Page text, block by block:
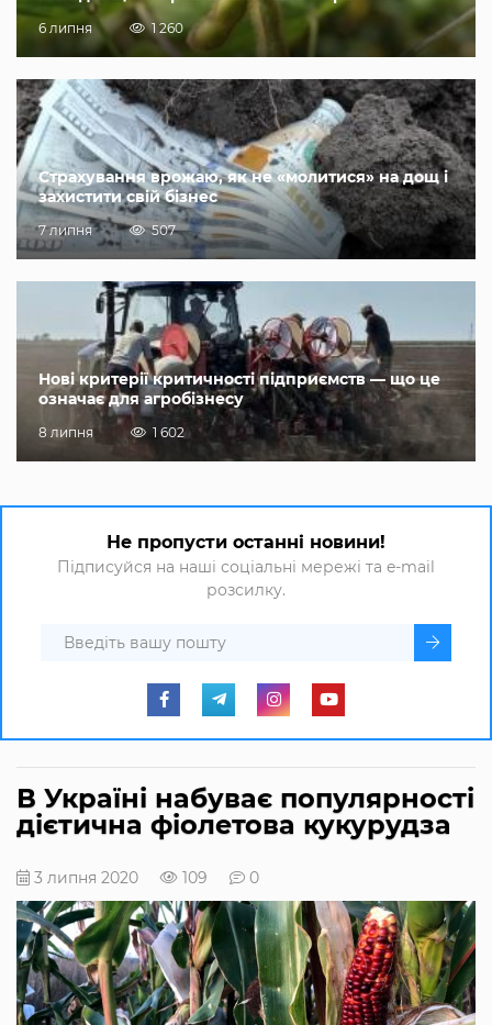
6 липня 1 260
Страхування врожаю, як не «молитися» на дощ і
захистити свій бізнес
7 липня 507
Нові критерії критичності підприємств — що це
означає для агробізнесу
8 липня 1 602
Не пропусти останні новини!
Підписуйся на наші соціальні мережі та e-mail
розсилку.
В Україні набуває популярності
дієтична фіолетова кукурудза
3 липня 2020 109 0